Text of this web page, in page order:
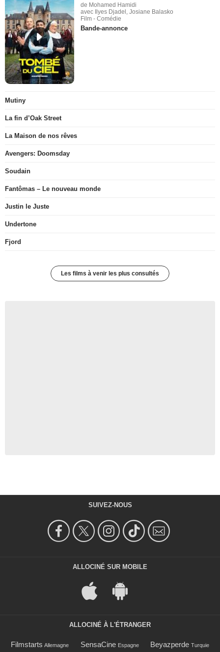
de Mohamed Hamidi
avec Ilyes Djadel, Josiane Balasko
Film - Comédie
Bande-annonce
Mutiny
La fin d’Oak Street
La Maison de nos rêves
Avengers: Doomsday
Soudain
Fantômas – Le nouveau monde
Justin le Juste
Undertone
Fjord
Les films à venir les plus consultés
SUIVEZ-NOUS
ALLOCINÉ SUR MOBILE
ALLOCINÉ À L'ÉTRANGER
Filmstarts Allemagne SensaCine Espagne Beyazperde Turquie